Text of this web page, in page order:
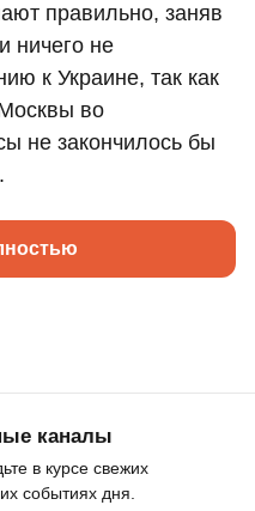
правильно, заняв
ничего не
к Украине, так как
во
не закончилось бы
каналы
в курсе свежих
событиях дня.